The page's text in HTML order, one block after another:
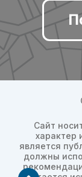
Сайт
характер
является
должны